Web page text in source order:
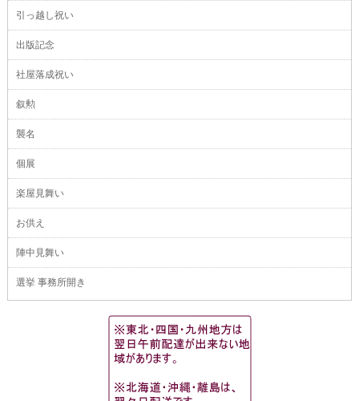
引っ越し祝い
出版記念
社屋落成祝い
叙勲
襲名
個展
楽屋見舞い
お供え
陣中見舞い
選挙 事務所開き